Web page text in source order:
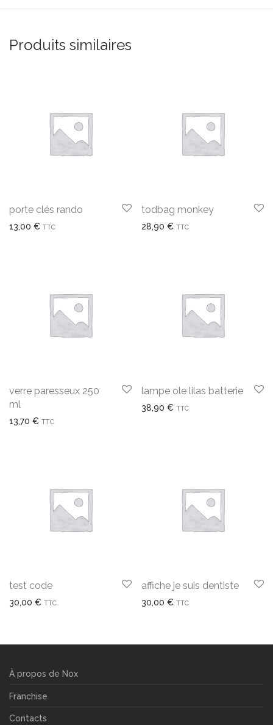
Produits similaires
porte clés rando
13,00 € TTC
todbag monkey
28,90 € TTC
verre paresseux 250
ml
13,70 € TTC
lampe ole lilas batterie
38,90 € TTC
test code
30,00 € TTC
affiche je suis dentiste
30,00 € TTC
À propos de Nox
Franchise
Contacts